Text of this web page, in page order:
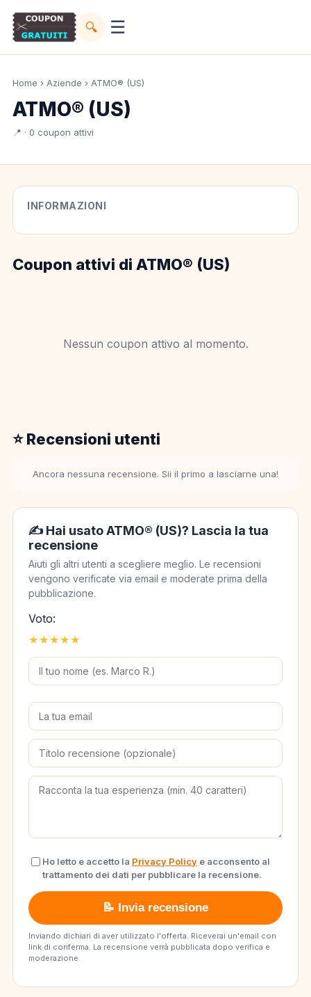
🔍 ☰
Home › Aziende › ATMO® (US)
ATMO® (US)
📍 · 0 coupon attivi
INFORMAZIONI
Coupon attivi di ATMO® (US)
Nessun coupon attivo al momento.
⭐ Recensioni utenti
Ancora nessuna recensione. Sii il primo a lasciarne una!
✍️ Hai usato ATMO® (US)? Lascia la tua
recensione
Aiuti gli altri utenti a scegliere meglio. Le recensioni
vengono verificate via email e moderate prima della
pubblicazione.
Voto:
★
★
★
★
★
Ho letto e accetto la Privacy Policy e acconsento al
trattamento dei dati per pubblicare la recensione.
📝 Invia recensione
Inviando dichiari di aver utilizzato l'offerta. Riceverai un'email con
link di conferma. La recensione verrà pubblicata dopo verifica e
moderazione.